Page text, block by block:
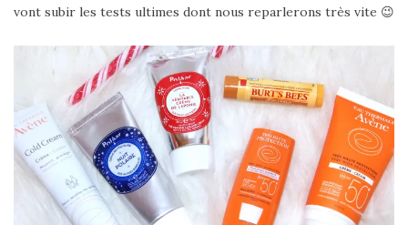
vont subir les tests ultimes dont nous reparlerons très vite 😉